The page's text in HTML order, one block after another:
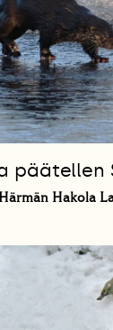
päätellen
Hakola